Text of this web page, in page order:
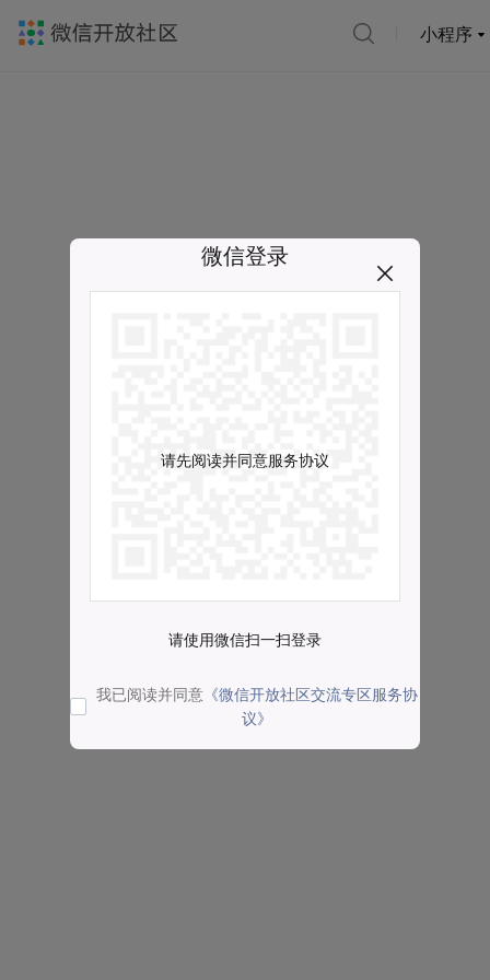
小程序
微信登录
请先阅读并同意服务协议
请使用微信扫一扫登录
我已阅读并同意 《微信开放社区交流专区服务协
议》